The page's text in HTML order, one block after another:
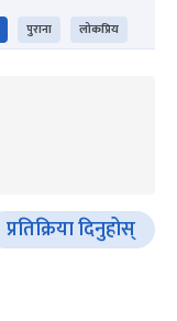
पुराना लोकप्रिय
प्रतिक्रिया दिनुहोस्